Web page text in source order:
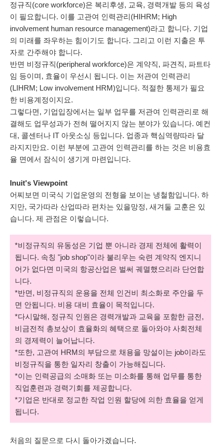
정규직(core workforce)은 복리후생, 교육, 경력개발 등의 육성
이 필요합니다. 이를 고관여 인력관리(HIHRM; High
involvement human resource management)라고 합니다. 기업
의 미래를 좌우하는 힘이기도 합니다. 그리고 이런 지출은 투
자로 간주해야 합니다.
반면 비정규직(peripheral workforce)은 계약직, 파견직, 파트타
임 등이며, 효율이 우선시 됩니다. 이는 저관여 인력관리
(LIHRM; Low involvement HRM)입니다. 적절한 통제가 필요
한 비용계정이지요.
그렇다면, 기업입장에서는 일부 업무를 저관여 인력관리로 해
결해도 업무성과가 전혀 떨어지지 않는 분야가 있습니다. 예컨
대, 콜센터나 IT 아웃소싱 등입니다. 업종과 핵심역량따라 달
라지지만요. 이런 부분에 고관여 인력관리를 하는 것은 비용효
율 면에서 잠식이 생기게 마련입니다.
Inuit's Viewpoint
어찌보면 미국식 기업운영의 전형을 보이는 냉철함입니다. 하
지만, 국가따라 산업따라 편차는 있을망정, 새겨둘 교훈은 있
습니다. 제 관점은 이렇습니다.
*비정규직의 유동성은 기업 뿐 아니라 경제 전체에 활력이
됩니다. 속칭 "job shop"이라 불리우는 숙련 계약직 엔지니
어가 없다면 미국의 항공산업은 벌써 궤멸했으리라 단언합
니다.
*반면, 비정규직의 운용을 전체 인건비 최소화로 주안을 두
면 안됩니다. 비용 대비 효율이 목적입니다.
*다시말해, 정규직 인원은 경력개발과 교육을 포함한 금전,
비금전적 총보상이 효율화의 혜택으로 돌아와야 사회전체
의 경제력이 늘어납니다.
*또한, 고관여 HRM의 부담으로 채용을 망설이는 job이라도
비정규직을 통한 일자리 창출이 가능해집니다.
*이는 인력공급의 소매화 또는 미소화를 통해 업무를 통한
직업훈련과 경력기회를 제공합니다.
*기업은 반대로 정교한 작업 인원 할당에 의한 효율을 얻게
됩니다.
처음의 질문으로 다시 돌아가겠습니다.